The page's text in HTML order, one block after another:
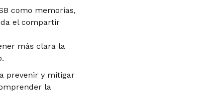
como memorias,
el compartir
más clara la
prevenir y mitigar
la